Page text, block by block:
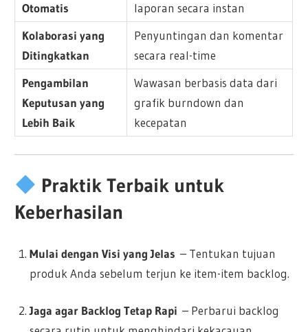
Otomatis
laporan secara instan
Kolaborasi yang
Ditingkatkan
Penyuntingan dan komentar
secara real-time
Pengambilan
Keputusan yang
Lebih Baik
Wawasan berbasis data dari
grafik burndown dan
kecepatan
Praktik Terbaik untuk
Keberhasilan
Mulai dengan Visi yang Jelas – Tentukan tujuan
produk Anda sebelum terjun ke item-item backlog.
Jaga agar Backlog Tetap Rapi – Perbarui backlog